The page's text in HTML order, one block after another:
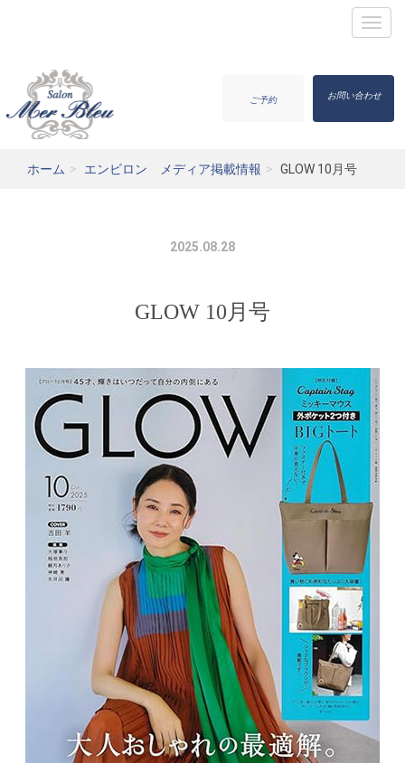
ご予約 お問い合わせ
ホーム エンビロン メディア掲載情報 GLOW 10月号
2025.08.28
GLOW 10月号